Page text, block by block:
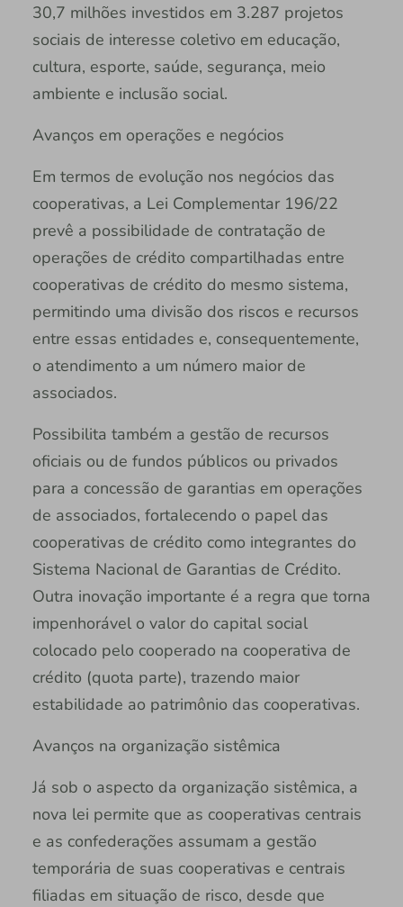
30,7 milhões investidos em 3.287 projetos
sociais de interesse coletivo em educação,
cultura, esporte, saúde, segurança, meio
ambiente e inclusão social.
Avanços em operações e negócios
Em termos de evolução nos negócios das
cooperativas, a Lei Complementar 196/22
prevê a possibilidade de contratação de
operações de crédito compartilhadas entre
cooperativas de crédito do mesmo sistema,
permitindo uma divisão dos riscos e recursos
entre essas entidades e, consequentemente,
o atendimento a um número maior de
associados.
Possibilita também a gestão de recursos
oficiais ou de fundos públicos ou privados
para a concessão de garantias em operações
de associados, fortalecendo o papel das
cooperativas de crédito como integrantes do
Sistema Nacional de Garantias de Crédito.
Outra inovação importante é a regra que torna
impenhorável o valor do capital social
colocado pelo cooperado na cooperativa de
crédito (quota parte), trazendo maior
estabilidade ao patrimônio das cooperativas.
Avanços na organização sistêmica
Já sob o aspecto da organização sistêmica, a
nova lei permite que as cooperativas centrais
e as confederações assumam a gestão
temporária de suas cooperativas e centrais
filiadas em situação de risco, desde que